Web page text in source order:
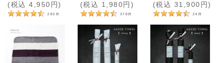
(税込 4,950 円)
285 件
(税込 1,980円 )
378件
(税込 31,900 円)
24 件